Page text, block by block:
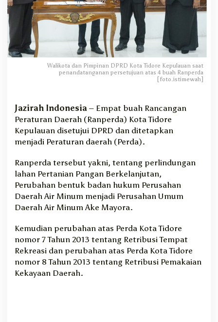
e
p
u
a
n
u
j
u
i
R
a
p
e
r
a
Walikota dan Pimpinan DPRD Kota Tidore Kepulauan saat
penandatanganan persetujuan atas 4 buah Ranperda
[foto.istimewah]
Jazirah Indonesia – Empat buah Rancangan
Peraturan Daerah (Ranperda) Kota Tidore
Kepulauan disetujui DPRD dan ditetapkan
menjadi Peraturan daerah (Perda).
Ranperda tersebut yakni, tentang perlindungan
lahan Pertanian Pangan Berkelanjutan,
Perubahan bentuk badan hukum Perusahan
Daerah Air Minum menjadi Perusahan Umum
Daerah Air Minum Ake Mayora.
Kemudian perubahan atas Perda Kota Tidore
nomor 7 Tahun 2013 tentang Retribusi Tempat
Rekreasi dan perubahan atas Perda Kota Tidore
nomor 8 Tahun 2013 tentang Retribusi Pemakaian
Kekayaan Daerah.